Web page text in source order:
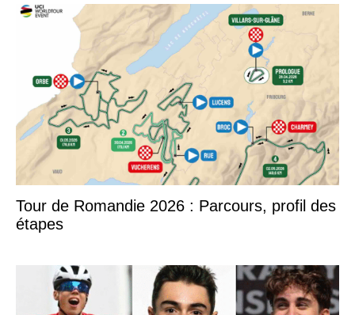
Tour de Romandie 2026 : Parcours, profil des
étapes